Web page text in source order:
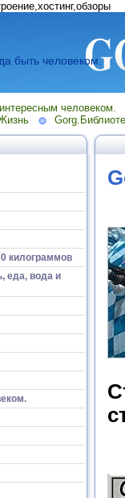
быть человеком.
человеком.
килограммов
еда, вода и